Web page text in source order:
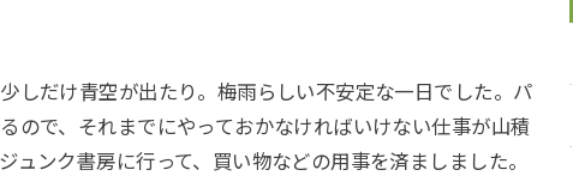
だけ青空が出たり。梅雨らしい不安定な一日でした。パ
ので、それまでにやっておかなければいけない仕事が山積
ュンク書房に行って、買い物などの用事を済ましました。